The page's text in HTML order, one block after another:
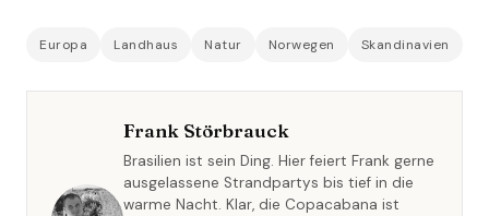
Europa Landhaus Natur Norwegen Skandinavien
Frank Störbrauck
Brasilien ist sein Ding. Hier feiert Frank gerne
ausgelassene Strandpartys bis tief in die
warme Nacht. Klar, die Copacabana ist